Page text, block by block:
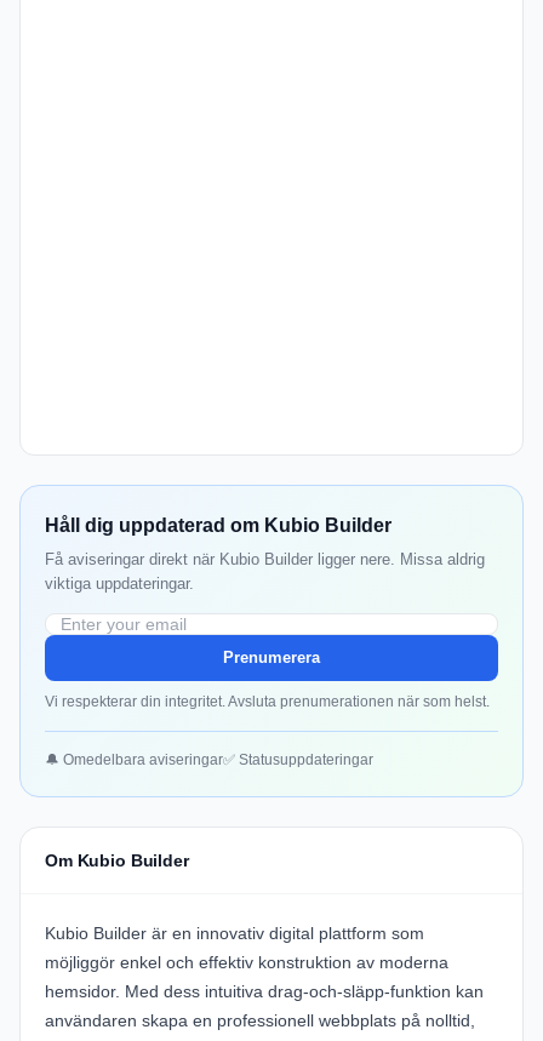
Håll dig uppdaterad om Kubio Builder
Få aviseringar direkt när Kubio Builder ligger nere. Missa aldrig
viktiga uppdateringar.
Prenumerera
Vi respekterar din integritet. Avsluta prenumerationen när som helst.
🔔 Omedelbara aviseringar✅ Statusuppdateringar
Om Kubio Builder
Kubio Builder är en innovativ digital plattform som
möjliggör enkel och effektiv konstruktion av moderna
hemsidor. Med dess intuitiva drag-och-släpp-funktion kan
användaren skapa en professionell webbplats på nolltid,